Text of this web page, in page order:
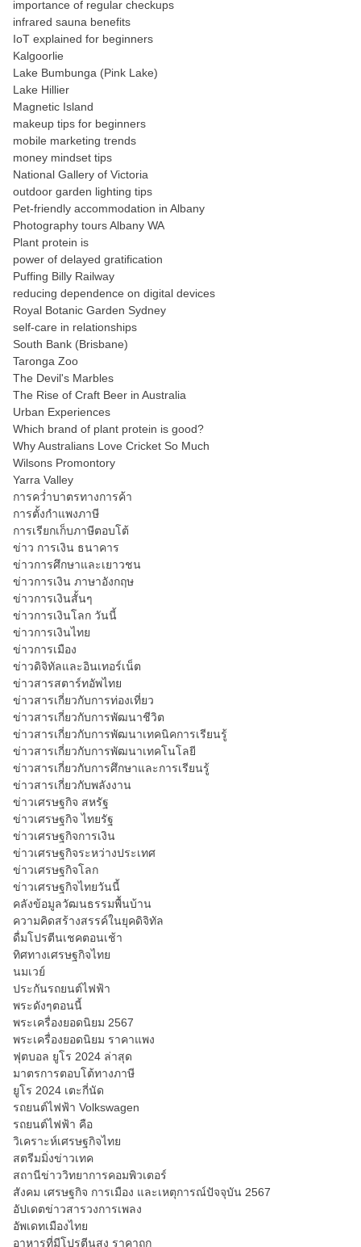
importance of regular checkups
infrared sauna benefits
IoT explained for beginners
Kalgoorlie
Lake Bumbunga (Pink Lake)
Lake Hillier
Magnetic Island
makeup tips for beginners
mobile marketing trends
money mindset tips
National Gallery of Victoria
outdoor garden lighting tips
Pet-friendly accommodation in Albany
Photography tours Albany WA
Plant protein is
power of delayed gratification
Puffing Billy Railway
reducing dependence on digital devices
Royal Botanic Garden Sydney
self-care in relationships
South Bank (Brisbane)
Taronga Zoo
The Devil's Marbles
The Rise of Craft Beer in Australia
Urban Experiences
Which brand of plant protein is good?
Why Australians Love Cricket So Much
Wilsons Promontory
Yarra Valley
การคว่ำบาตรทางการค้า
การตั้งกำแพงภาษี
การเรียกเก็บภาษีตอบโต้
ข่าว การเงิน ธนาคาร
ข่าวการศึกษาและเยาวชน
ข่าวการเงิน ภาษาอังกฤษ
ข่าวการเงินสั้นๆ
ข่าวการเงินโลก วันนี้
ข่าวการเงินไทย
ข่าวการเมือง
ข่าวดิจิทัลและอินเทอร์เน็ต
ข่าวสารสตาร์ทอัพไทย
ข่าวสารเกี่ยวกับการท่องเที่ยว
ข่าวสารเกี่ยวกับการพัฒนาชีวิต
ข่าวสารเกี่ยวกับการพัฒนาเทคนิคการเรียนรู้
ข่าวสารเกี่ยวกับการพัฒนาเทคโนโลยี
ข่าวสารเกี่ยวกับการศึกษาและการเรียนรู้
ข่าวสารเกี่ยวกับพลังงาน
ข่าวเศรษฐกิจ สหรัฐ
ข่าวเศรษฐกิจ ไทยรัฐ
ข่าวเศรษฐกิจการเงิน
ข่าวเศรษฐกิจระหว่างประเทศ
ข่าวเศรษฐกิจโลก
ข่าวเศรษฐกิจไทยวันนี้
คลังข้อมูลวัฒนธรรมพื้นบ้าน
ความคิดสร้างสรรค์ในยุคดิจิทัล
ดื่มโปรตีนเชคตอนเช้า
ทิศทางเศรษฐกิจไทย
นมเวย์
ประกันรถยนต์ไฟฟ้า
พระดังๆตอนนี้
พระเครื่องยอดนิยม 2567
พระเครื่องยอดนิยม ราคาแพง
ฟุตบอล ยูโร 2024 ล่าสุด
มาตรการตอบโต้ทางภาษี
ยูโร 2024 เตะกี่นัด
รถยนต์ไฟฟ้า Volkswagen
รถยนต์ไฟฟ้า คือ
วิเคราะห์เศรษฐกิจไทย
สตรีมมิ่งข่าวเทค
สถานีข่าววิทยาการคอมพิวเตอร์
สังคม เศรษฐกิจ การเมือง และเหตุการณ์ปัจจุบัน 2567
อัปเดตข่าวสารวงการเพลง
อัพเดทเมืองไทย
อาหารที่มีโปรตีนสูง ราคาถูก